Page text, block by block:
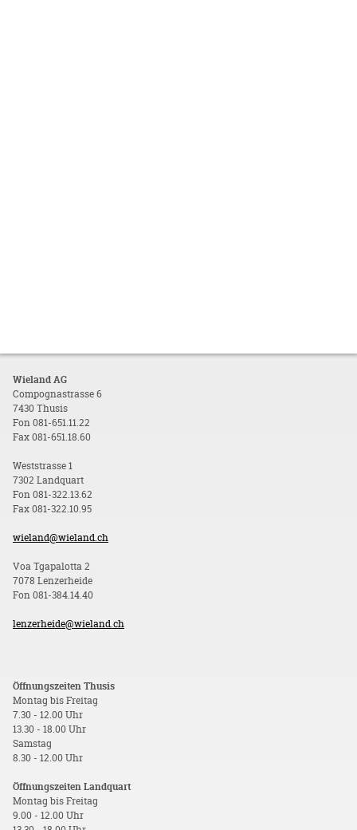
Wieland AG
Compognastrasse 6
7430 Thusis
Fon 081-651.11.22
Fax 081-651.18.60
Weststrasse 1
7302 Landquart
Fon 081-322.13.62
Fax 081-322.10.95
wieland@wieland.ch
Voa Tgapalotta 2
7078 Lenzerheide
Fon 081-384.14.40
lenzerheide@wieland.ch
Öffnungszeiten Thusis
Montag bis Freitag
7.30 - 12.00 Uhr
13.30 - 18.00 Uhr
Samstag
8.30 - 12.00 Uhr
Öffnungszeiten Landquart
Montag bis Freitag
9.00 - 12.00 Uhr